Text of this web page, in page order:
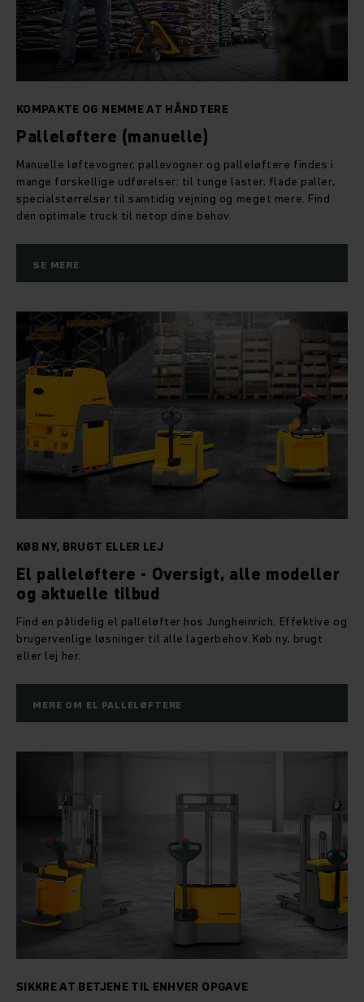
KOMPAKTE OG NEMME AT HÅNDTERE
Palleløftere (manuelle)
Manuelle løftevogner, pallevogner og palleløftere findes i
mange forskellige udførelser: til tunge laster, flade paller,
specialstørrelser til samtidig vejning og meget mere. Find
den optimale truck til netop dine behov.
SE MERE
KØB NY, BRUGT ELLER LEJ
El palleløftere - Oversigt, alle modeller
og aktuelle tilbud
Find en pålidelig el palleløfter hos Jungheinrich. Effektive og
brugervenlige løsninger til alle lagerbehov. Køb ny, brugt
eller lej her.
MERE OM EL PALLELØFTERE
SIKKRE AT BETJENE TIL ENHVER OPGAVE